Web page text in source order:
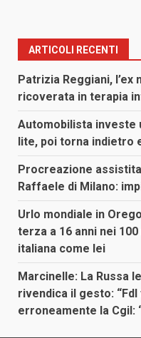
ARTICOLI RECENTI
Patrizia Reggiani,
ricoverata in terapia
Automobilista investe
lite, poi torna indietro
Procreazione
Raffaele di Milano:
Urlo mondiale in
terza a 16 anni nei
italiana come lei
Marcinelle: La Russa
rivendica il gesto:
erroneamente la Cgil: